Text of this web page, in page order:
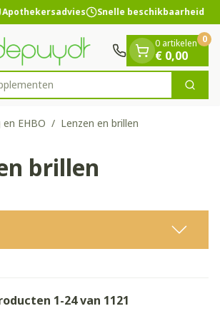
Snelle beschikbaarheid
Zoek
0 artikelen
€ 0,00
0
EHBO / Lenzen en brillen
brillen
1-24van 1121